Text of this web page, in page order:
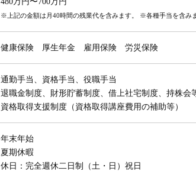
※上記の金額は月40時間の残業代を含みます。 ※各種手当を含みま
健康保険 厚生年金 雇用保険 労災保険
通勤手当、資格手当、役職手当
退職金制度、財形貯蓄制度、借上社宅制度、持株会
資格取得支援制度（資格取得講座費用の補助等）
年末年始
夏期休暇
休日：完全週休二日制（土・日）祝日